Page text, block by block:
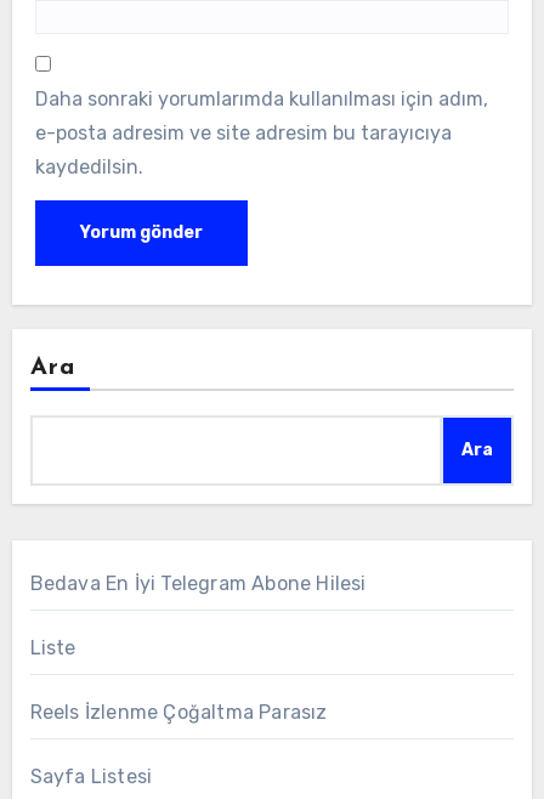
Daha sonraki yorumlarımda kullanılması için adım,
e-posta adresim ve site adresim bu tarayıcıya
kaydedilsin.
Ara
Ara
Bedava En İyi Telegram Abone Hilesi
Liste
Reels İzlenme Çoğaltma Parasız
Sayfa Listesi